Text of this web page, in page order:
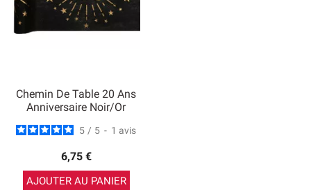
Chemin De Table 20 Ans
Anniversaire Noir/Or
5 / 5 - 1 avis
6,75 €
AJOUTER AU PANIER